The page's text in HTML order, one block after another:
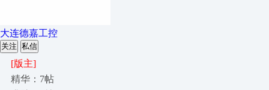
大连德嘉工控
关注 私信
[版主]
精华：7帖